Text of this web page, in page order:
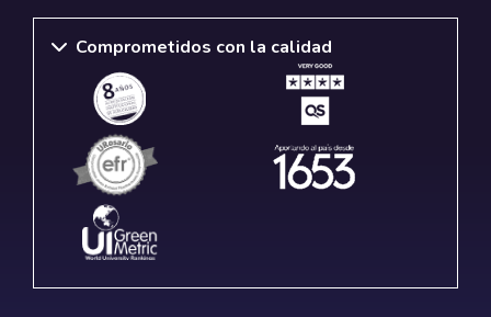
Comprometidos con la calidad